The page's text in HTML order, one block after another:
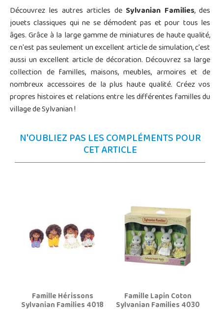
Découvrez les autres articles de Sylvanian Families, des
jouets classiques qui ne se démodent pas et pour tous les
âges. Grâce à la large gamme de miniatures de haute qualité,
ce n'est pas seulement un excellent article de simulation, c'est
aussi un excellent article de décoration. Découvrez sa large
collection de familles, maisons, meubles, armoires et de
nombreux accessoires de la plus haute qualité. Créez vos
propres histoires et relations entre les différentes familles du
village de Sylvanian !
N'OUBLIEZ PAS LES COMPLÉMENTS POUR
CET ARTICLE
Famille Hérissons
Sylvanian Families 4018
Famille Lapin Coton
Sylvanian Families 4030